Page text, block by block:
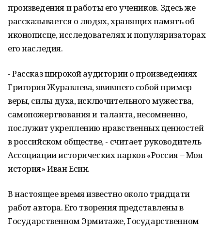
произведения и работы его учеников. Здесь же
рассказывается о людях, хранящих память об
иконописце, исследователях и популяризаторах
его наследия.
- Рассказ широкой аудитории о произведениях
Григория Журавлева, явившего собой пример
веры, силы духа, исключительного мужества,
самопожертвования и таланта, несомненно,
послужит укреплению нравственных ценностей
в российском обществе, - считает руководитель
Ассоциации исторических парков «Россия – Моя
история» Иван Есин.
В настоящее время известно около тридцати
работ автора. Его творения представлены в
Государственном Эрмитаже, Государственном